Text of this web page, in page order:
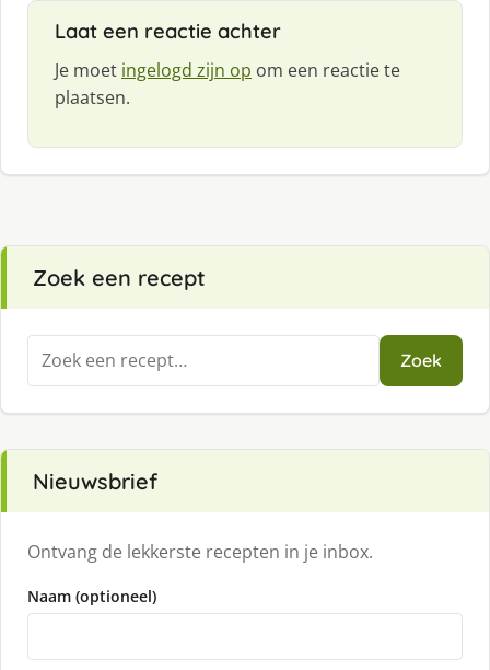
Laat een reactie achter
Je moet ingelogd zijn op om een reactie te
plaatsen.
Zoek een recept
Zoeken
naar:
Zoek
Nieuwsbrief
Ontvang de lekkerste recepten in je inbox.
Naam (optioneel)